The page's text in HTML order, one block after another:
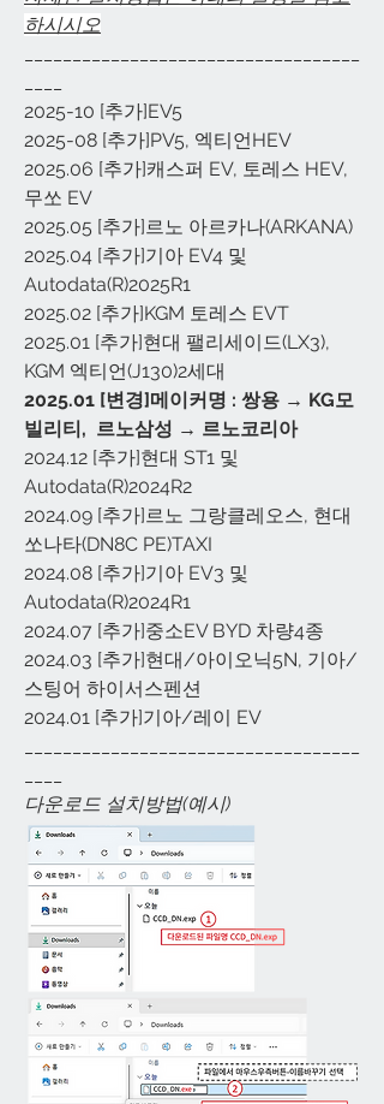
하시시오
2025-10 [추가]EV5
2025-08 [추가]PV5, 엑티언HEV
2025.06 [추가]캐스퍼 EV, 토레스 HEV,
무쏘 EV
2025.05 [추가]르노 아르카나(ARKANA)
2025.04 [추가]기아 EV4 및
Autodata(R)2025R1
2025.02 [추가]KGM 토레스 EVT
2025.01 [추가]현대 팰리세이드(LX3),
KGM 엑티언(J130)2세대
2025.01 [변경]메이커명 : 쌍용 → KG모
빌리티,  르노삼성 → 르노코리아
2024.12 [추가]현대 ST1 및
Autodata(R)2024R2
2024.09 [추가]르노 그랑클레오스, 현대
쏘나타(DN8C PE)TAXI
2024.08 [추가]기아 EV3 및
Autodata(R)2024R1
2024.07 [추가]중소EV BYD 차량4종
2024.03 [추가]현대/아이오닉5N, 기아/
스팅어 하이서스펜션
2024.01 [추가]기아/레이 EV
다운로드 설치방법(예시)